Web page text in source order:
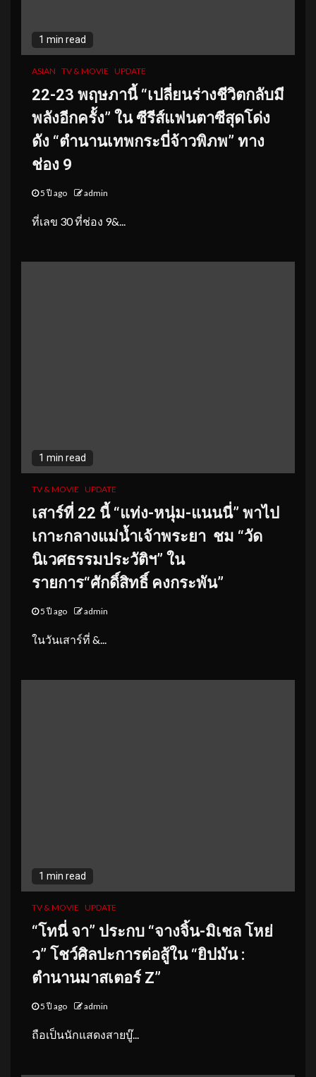
1 min read
ASIAN TV & MOVIE UPDATE
22-23 พฤษภานี้ “เปลี่ยนร่างชีวิตกลับมี
พลังอีกครั้ง” ใน ซีรีส์แฟนตาซีสุดโด่ง
ดัง “ตำนานเทพกระบี่จ้าวพิภพ” ทาง
ช่อง 9
5 ปี ago admin
ที่เลข 30 ที่ช่อง 9&...
1 min read
TV & MOVIE UPDATE
เสาร์ที่ 22 นี้ “แท่ง-หนุ่ม-แนนนี่” พาไป
เกาะกลางแม่น้ำเจ้าพระยา ชม “วัด
นิเวศธรรมประวัติฯ” ใน
รายการ“ศักดิ์สิทธิ์ คงกระพัน”
5 ปี ago admin
ในวันเสาร์ที่ &...
1 min read
TV & MOVIE UPDATE
“โทนี่ จา” ประกบ “จางจิ้น-มิเชล โหย่
ว” โชว์ศิลปะการต่อสู้ใน “ยิปมัน :
ตำนานมาสเตอร์ Z”
5 ปี ago admin
ถือเป็นนักแสดงสายบู๊...